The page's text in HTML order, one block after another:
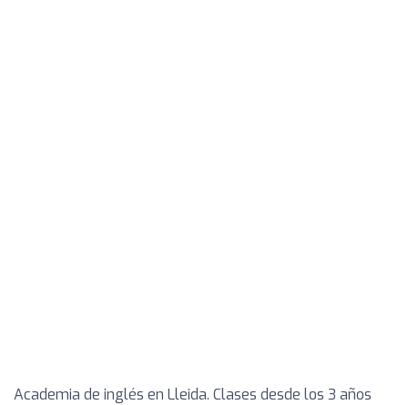
Academia de inglés en Lleida. Clases desde los 3 años